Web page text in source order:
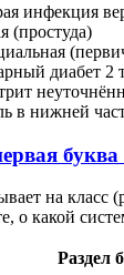
инфекция
(простуда)
диабет 2
в нижней
на класс
о какой
Раздел